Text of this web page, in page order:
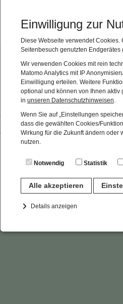
Einwilligung zur
Diese Webseite verwendet
Seitenbesuch genutzten
Wir verwenden Cookies mit rein
Matomo Analytics mit IP
Einwilligung erteilen. Weitere
optional und können von Ihnen aktiv
in unseren Datenschutzhinweisen.
Wenn Sie auf „Einstellungen
dass die gewählten Cookies/
Wirkung für die Zukunft ändern oder
nutzen.
Notwendig Statistik
Alle akzeptieren
Details anzeigen
94977-170
62